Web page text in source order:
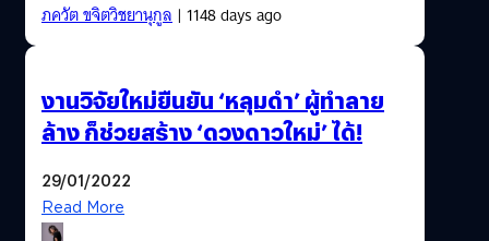
ภควัต ขจิตวิชยานุกูล| 1148 days ago
งานวิจัยใหม่ยืนยัน ‘หลุมดำ’ ผู้ทำลาย
ล้าง ก็ช่วยสร้าง ‘ดวงดาวใหม่’ ได้!
29/01/2022
Read More